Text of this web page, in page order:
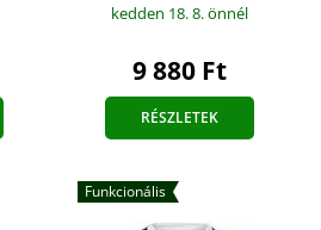
kedden 18. 8.önnél
9 880 Ft
RÉSZLETEK
Funkcionális